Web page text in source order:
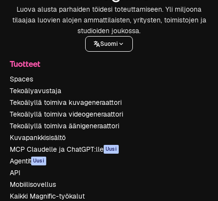
Luova alusta parhaiden töidesi toteuttamiseen. Yli miljoona
tilaajaa luovien alojen ammattilaisten, yritysten, toimistojen ja
studioiden joukossa.
Suomi
Tuotteet
Spaces
Tekoälyavustaja
Tekoälyllä toimiva kuvageneraattori
Tekoälyllä toimiva videogeneraattori
Tekoälyllä toimiva äänigeneraattori
Kuvapankkisisältö
MCP Claudelle ja ChatGPT:lle Uusi
Agentit Uusi
API
Mobiilisovellus
Kaikki Magnific-työkalut